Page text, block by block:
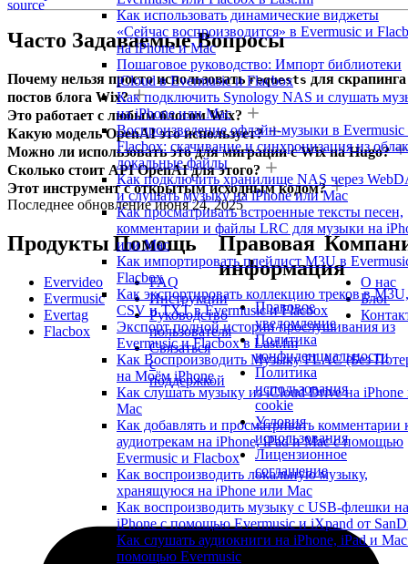
Как использовать динамические виджеты
«Сейчас воспроизводится» в Evermusic и
на iPhone и Mac
Пошаговое руководство: Импорт библиотеки
iCloud в Evermusic и Flacbox
Как подключить Synology NAS и слушать
на iPhone или Mac
Воспроизведение офлайн-музыки в Evermusic
Flacbox: скачивание и синхронизация из
локальные файлы
Как подключить хранилище NAS через
и слушать музыку на iPhone или Mac
Как просматривать встроенные тексты песен,
комментарии и файлы LRC для музыки на
или Mac
Как импортировать плейлист M3U в
Flacbox
Как экспортировать коллекцию треков в M3U,
CSV и TXT в Evermusic и Flacbox
Экспорт полной истории прослушивания из
Evermusic и Flacbox в Last.fm
Как Воспроизводить Музыку FLAC (Без
на Моём iPhone
Как слушать музыку из iCloud Drive на iPhone
Mac
Как добавлять и просматривать комментарии
аудиотрекам на iPhone, iPad и Mac с помощью
Evermusic и Flacbox
Как воспроизводить локальную музыку,
хранящуюся на iPhone или Mac
Как воспроизводить музыку с USB-флешки на
iPhone с помощью Evermusic и iXpand от
Как слушать аудиокниги на iPhone, iPad и
помощью Evermusic
source
Часто Задаваемые Вопросы
Почему нельзя просто использоватьrequests для скрапинга
постов блога Wix?
Это работает с любым блогом Wix?
Какую модель OpenAI это использует?
Можно ли использовать это для миграции с Wix на Hugo?
Сколько стоит API OpenAI для этого?
Этот инструмент с открытым исходным кодом?
Последнее обновлениеиюня 24, 2025
Продукты
Evervideo
Evermusic
Evertag
Flacbox
Помощь
FAQ
Инструкции
Руководство
пользователя
Связаться
с
поддержкой
Правовая
информация
Правовое
уведомление
Политика
конфиденциальности
Политика
использования
cookie
Условия
использования
Лицензионное
соглашение
О нас
Блог